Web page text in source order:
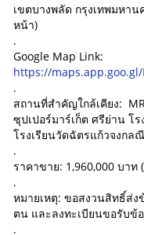
เขตบางพลัด กรุงเทพมหา
หน้า)
.
Google Map Link:
https://maps.app.goo.gl/
.
สถานที่สำคัญใกล้เคียง:
ซุปเปอร์มาร์เก็ต ศรีย่าน โ
โรงเรียนวัดฉัตรแก้วจงกลณี
.
ราคาขาย: 1,960,000 บาท
.
หมายเหตุ: ขอสงวนสิทธิ์ส่ง
ตน และลงทะเบียนขอรับข้
.